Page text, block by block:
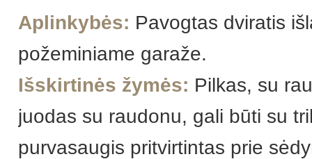
Aplinkybės: Pavogtas dviratis
požeminiame garaže.
Išskirtinės žymės: Pilkas, su
juodas su raudonu, gali būti su
purvasaugis pritvirtintas prie